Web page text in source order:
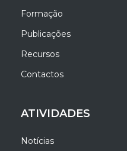
Formação
Publicações
Recursos
Contactos
ATIVIDADES
Notícias